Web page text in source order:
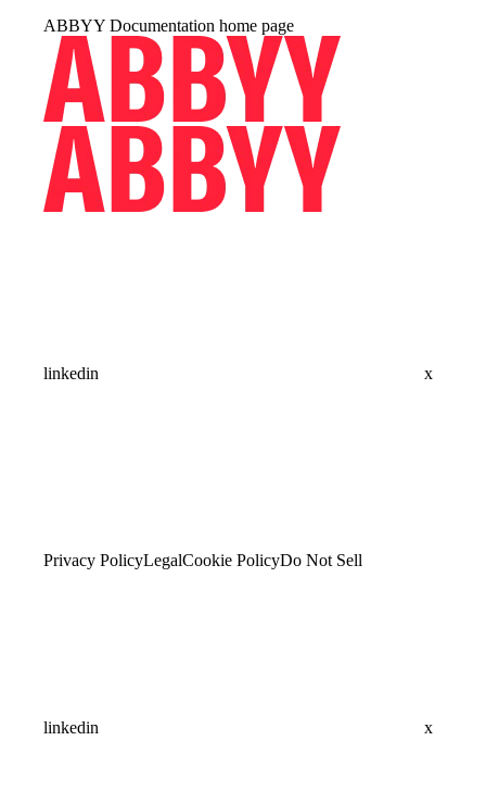
ABBYY Documentation home page
linkedin x
Privacy PolicyLegalCookie PolicyDo Not Sell
linkedin x